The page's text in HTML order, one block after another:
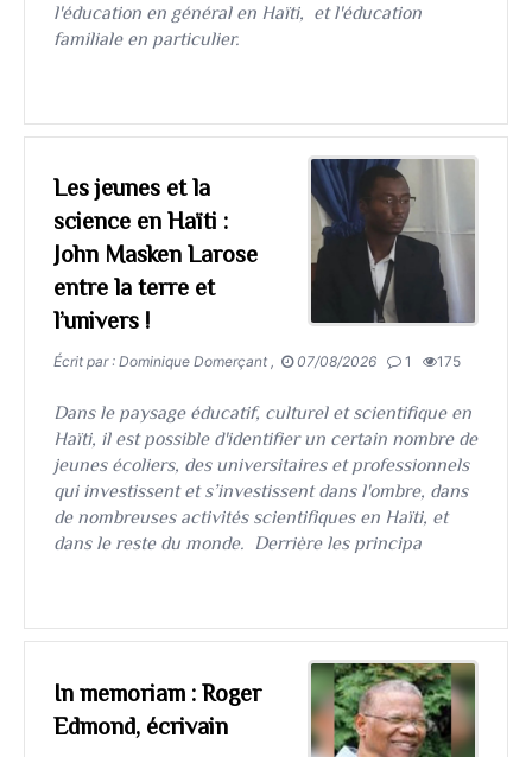
l'éducation en général en Haïti, et l'éducation
familiale en particulier.
Les jeunes et la
science en Haïti :
John Masken Larose
entre la terre et
l’univers !
Écrit par : Dominique Domerçant , 07/08/2026 1 175
​​​​​​​Dans le paysage éducatif, culturel et scientifique en
Haïti, il est possible d'identifier un certain nombre de
jeunes écoliers, des universitaires et professionnels
qui investissent et s’investissent dans l'ombre, dans
de nombreuses activités scientifiques en Haïti, et
dans le reste du monde. Derrière les principa
In memoriam : Roger
Edmond, écrivain